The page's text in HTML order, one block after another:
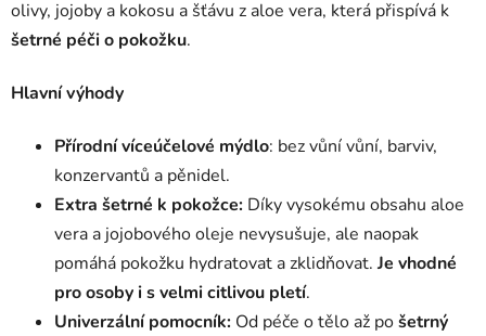
olivy, jojoby a kokosu a šťávu z aloe vera, která přispívá k
šetrné péči o pokožku.
Hlavní výhody
Přírodní víceúčelové mýdlo: bez vůní vůní, barviv,
konzervantů a pěnidel.
Extra šetrné k pokožce: Díky vysokému obsahu aloe
vera a jojobového oleje nevysušuje, ale naopak
pomáhá pokožku hydratovat a zklidňovat. Je vhodné
pro osoby i s velmi citlivou pletí.
Univerzální pomocník: Od péče o tělo až pošetrný